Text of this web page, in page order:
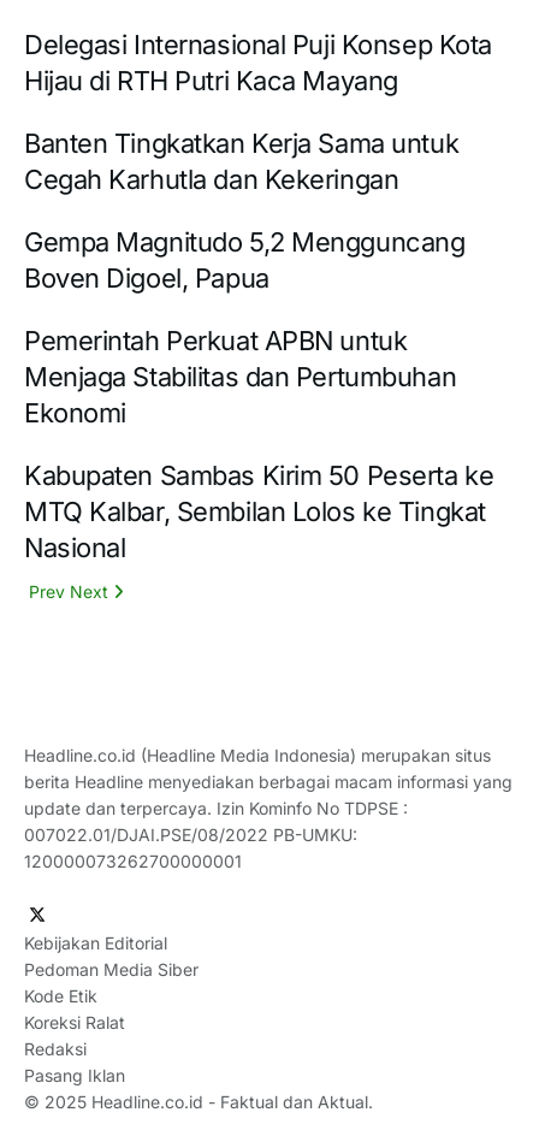
Delegasi Internasional Puji Konsep Kota
Hijau di RTH Putri Kaca Mayang
Banten Tingkatkan Kerja Sama untuk
Cegah Karhutla dan Kekeringan
Gempa Magnitudo 5,2 Mengguncang
Boven Digoel, Papua
Pemerintah Perkuat APBN untuk
Menjaga Stabilitas dan Pertumbuhan
Ekonomi
Kabupaten Sambas Kirim 50 Peserta ke
MTQ Kalbar, Sembilan Lolos ke Tingkat
Nasional
Prev Next
Headline.co.id (Headline Media Indonesia) merupakan situs
berita Headline menyediakan berbagai macam informasi yang
update dan terpercaya. Izin Kominfo No TDPSE :
007022.01/DJAI.PSE/08/2022 PB-UMKU:
120000073262700000001
Kebijakan Editorial
Pedoman Media Siber
Kode Etik
Koreksi Ralat
Redaksi
Pasang Iklan
© 2025 Headline.co.id - Faktual dan Aktual.